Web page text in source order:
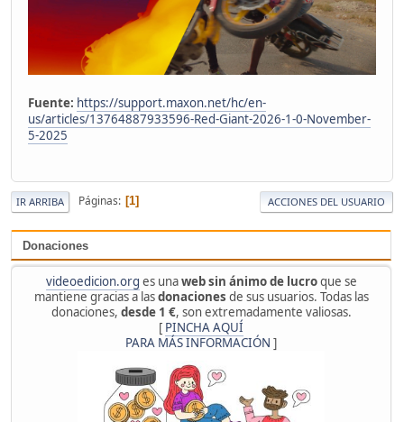
Donaciones
videoedicion.org es unaweb sin ánimo de lucroque se
mantiene gracias a lasdonaciones de sus usuarios. Todas las
donaciones, desde 1 €, son extremadamente valiosas.
[ PINCHA AQUÍ
PARA MÁS INFORMACIÓN ]
Fuente: https://support.maxon.net/hc/en-
us/articles/13764887933596-Red-Giant-2026-1-0-November-
5-2025
IR ARRIBA Páginas 1 ACCIONES DEL USUARIO